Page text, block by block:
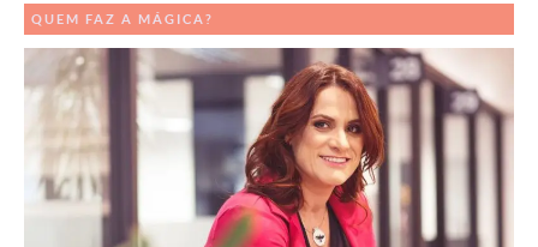
QUEM FAZ A MÁGICA?